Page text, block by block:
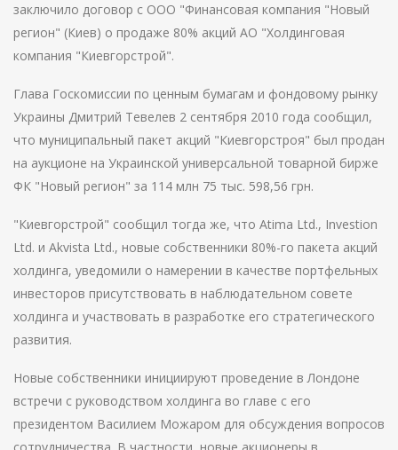
заключило договор с ООО "Финансовая компания "Новый
регион" (Киев) о продаже 80% акций АО "Холдинговая
компания "Киевгорстрой".
Глава Госкомиссии по ценным бумагам и фондовому рынку
Украины Дмитрий Тевелев 2 сентября 2010 года сообщил,
что муниципальный пакет акций "Киевгорстроя" был продан
на аукционе на Украинской универсальной товарной бирже
ФК "Новый регион" за 114 млн 75 тыс. 598,56 грн.
"Киевгорстрой" сообщил тогда же, что Atima Ltd., Investion
Ltd. и Akvista Ltd., новые собственники 80%-го пакета акций
холдинга, уведомили о намерении в качестве портфельных
инвесторов присутствовать в наблюдательном совете
холдинга и участвовать в разработке его стратегического
развития.
Новые собственники инициируют проведение в Лондоне
встречи с руководством холдинга во главе с его
президентом Василием Можаром для обсуждения вопросов